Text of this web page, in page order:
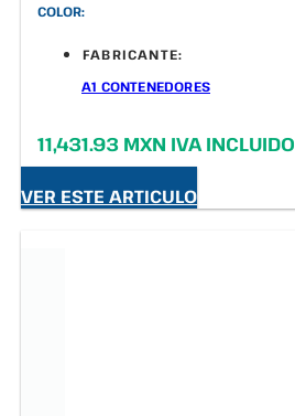
COLOR:
FABRICANTE:
A1 CONTENEDORES
11,431.93 MXN IVA INCLUIDO
VER ESTE ARTICULO